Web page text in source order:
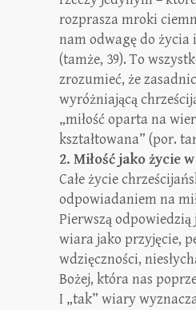
rozprasza mroki
nam odwagę do życia
(tamże, 39). To
zrozumieć, że
wyróżniającą
„miłość oparta na
kształtowana” (por.
2. Miłość jako życie
Całe życie
odpowiadaniem na
Pierwszą odpowiedzią
wiara jako przyjęcie,
wdzięczności,
Bożej, która nas
I „tak” wiary